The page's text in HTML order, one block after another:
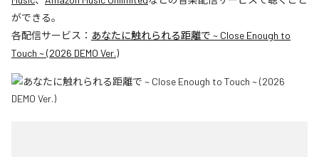
ができる。
各配信サービス： あなたに触れられる距離で ~ Close Enough to
Touch ~ (2026 DEMO Ver.)